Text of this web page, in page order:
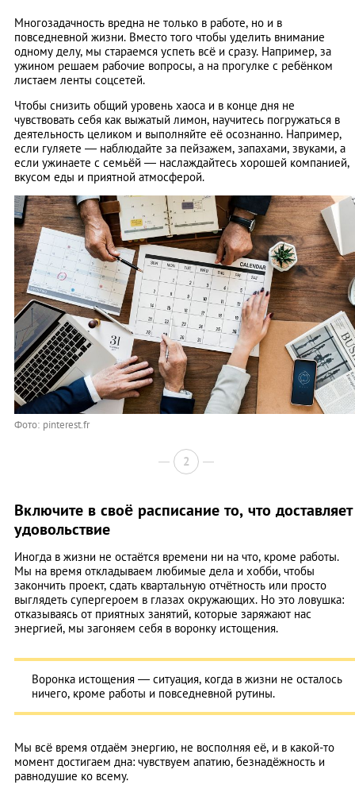
Многозадачность вредна не только в работе, но и в
повседневной жизни. Вместо того чтобы уделить внимание
одному делу, мы стараемся успеть всё и сразу. Например, за
ужином решаем рабочие вопросы, а на прогулке с ребёнком
листаем ленты соцсетей.
Чтобы снизить общий уровень хаоса и в конце дня не
чувствовать себя как выжатый лимон, научитесь погружаться в
деятельность целиком и выполняйте её осознанно. Например,
если гуляете — наблюдайте за пейзажем, запахами, звуками, а
если ужинаете с семьёй — наслаждайтесь хорошей компанией,
вкусом еды и приятной атмосферой.
Фото: pinterest.fr
2
Включите в своё расписание то, что доставляет
удовольствие
Иногда в жизни не остаётся времени ни на что, кроме работы.
Мы на время откладываем любимые дела и хобби, чтобы
закончить проект, сдать квартальную отчётность или просто
выглядеть супергероем в глазах окружающих. Но это ловушка:
отказываясь от приятных занятий, которые заряжают нас
энергией, мы загоняем себя в воронку истощения.
Воронка истощения — ситуация, когда в жизни не осталось
ничего, кроме работы и повседневной рутины.
Мы всё время отдаём энергию, не восполняя её, и в какой-то
момент достигаем дна: чувствуем апатию, безнадёжность и
равнодушие ко всему.